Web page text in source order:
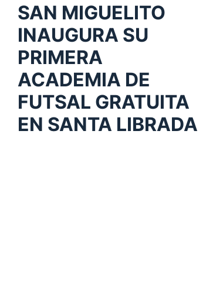
SAN MIGUELITO
INAUGURA SU
PRIMERA
ACADEMIA DE
FUTSAL GRATUITA
EN SANTA LIBRADA